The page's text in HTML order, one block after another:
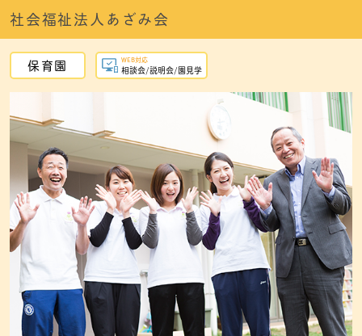
社会福祉法人あざみ会
保育園 WEB対応
相談会/説明会/園見学